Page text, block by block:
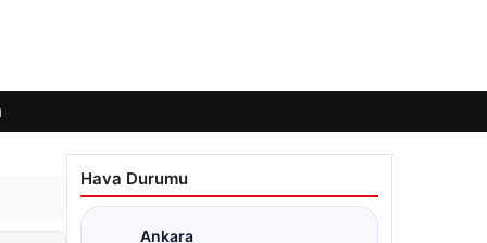
Hava Durumu
Ankara